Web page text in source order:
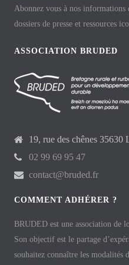
Abonnez vous à nos informations
dossiers de presse et ressources
ASSOCIATION BRUDED
19, rue des chênes 35630
02 99 69 95 47
contact@bruded.fr
COMMENT ADHÉRER ?
BRUDED est une association de
Son objectif est le partage
souhaitez connaître les modalités